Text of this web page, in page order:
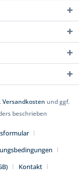
Versandkosten und ggf.
beschrieben
Kontakt